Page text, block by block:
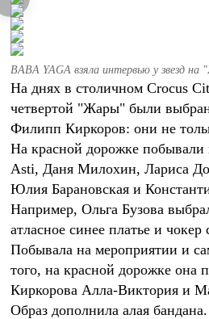
BABA YAGA взяла интервью у звезд
На днях в столичном Crocus
четвертой "Жары" были
Филипп Киркоров: они не
На красной дорожке
Asti, Даня Милохин, Лариса
Юлия Барановская и
Например, Ольга Бузова
атласное синее платье и чокер
Побывала на мероприятии и
того, на красной дорожке она
Киркорова Алла-Виктория и
Образ дополнила алая бандана.